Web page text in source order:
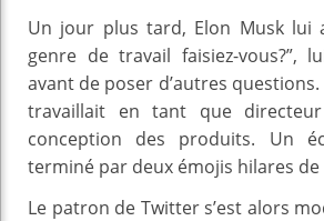
Un jour plus tard, Elon Musk lui
genre de travail faisiez-vous?”,
avant de poser d’autres
travaillait en tant que
conception des produits. Un
terminé par deux émojis hilares de
Le patron de Twitter s’est alors